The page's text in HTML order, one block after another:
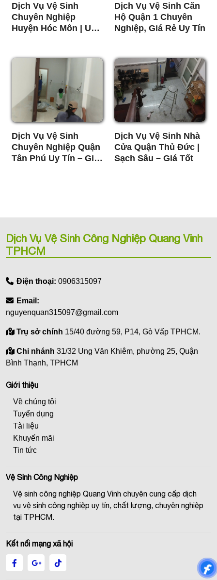
Dịch Vụ Vệ Sinh
Chuyên Nghiệp
Huyện Hóc Môn | Uy
Dịch Vụ Vệ Sinh Căn
Hộ Quận 1 Chuyên
Nghiệp, Giá Rẻ Uy Tín
Dịch Vụ Vệ Sinh
Chuyên Nghiệp Quận
Tân Phú Uy Tín – Giá
Dịch Vụ Vệ Sinh Nhà
Cửa Quận Thủ Đức |
Sạch Sâu – Giá Tốt
Dịch Vụ Vệ Sinh Công Nghiệp Quang Vinh
TPHCM
Điện thoại: 0906315097
Email:
nguyenquan315097@gmail.com
Trụ sở chính 15/40 đường 59, P14, Gò Vấp TPHCM.
Chi nhánh 31/32 Ung Văn Khiêm, phường 25, Quận
Bình Thạnh, TPHCM
Giới thiệu
Về chúng tôi
Tuyển dụng
Tài liệu
Khuyến mãi
Tin tức
Vệ Sinh Công Nghiệp
Vệ sinh công nghiệp Quang Vinh chuyên cung cấp dịch
vụ vệ sinh công nghiệp uy tín, chất lượng, chuyên nghiệp
tại TPHCM.
Kết nối mạng xã hội